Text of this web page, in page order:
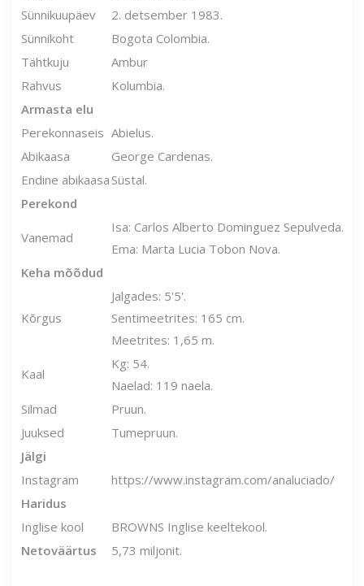
Sünnikuupäev
2. detsember 1983.
Sünnikoht
Bogota Colombia.
Tähtkuju
Ambur
Rahvus
Kolumbia.
Armasta elu
Perekonnaseis Abielus.
Abikaasa
George Cardenas.
Endine abikaasa Süstal.
Perekond
Vanemad
Isa: Carlos Alberto Dominguez Sepulveda.
Ema: Marta Lucia Tobon Nova.
Keha mõõdud
Kõrgus
Jalgades: 5'5'.
Sentimeetrites: 165 cm.
Meetrites: 1,65 m.
Kaal
Kg: 54.
Naelad: 119 naela.
Silmad
Pruun.
Juuksed
Tumepruun.
Jälgi
Instagram
https://www.instagram.com/analuciado/
Haridus
Inglise kool
BROWNS Inglise keeltekool.
Netoväärtus
5,73 miljonit.